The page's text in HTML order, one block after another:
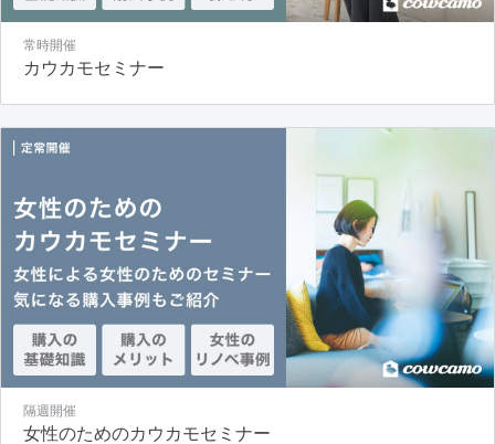
常時開催
カウカモセミナー
隔週開催
女性のためのカウカモセミナー